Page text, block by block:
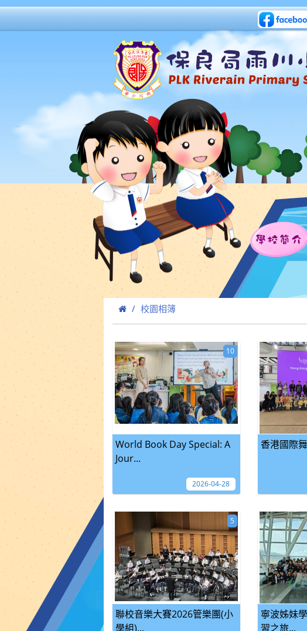
學校簡介
校園相簿
World Book Day Special: A
Jour...
10
2026-04-28
香港國際
聯校音樂大賽2026管樂團(小
學組)...
5
寧波姊妹
習之旅...